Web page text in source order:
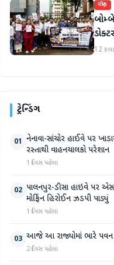
રાષ્ટ્રીય
12
ટ્રેન્ડિંગ
01 નેનાવા-સાંચોર હાઈવે પર
રસ્તાથી વાહનચાલકો પરેશાન
1 દિવસ પહેલા
02 પાલનપુર-ડીસા હાઇવે પર
મોર્ફિન હિરોઈન ઝડપી પાડ્યું
1 દિવસ પહેલા
03 આજે આ રાજ્યોમાં ભારે પવન
2 દિવસ પહેલા